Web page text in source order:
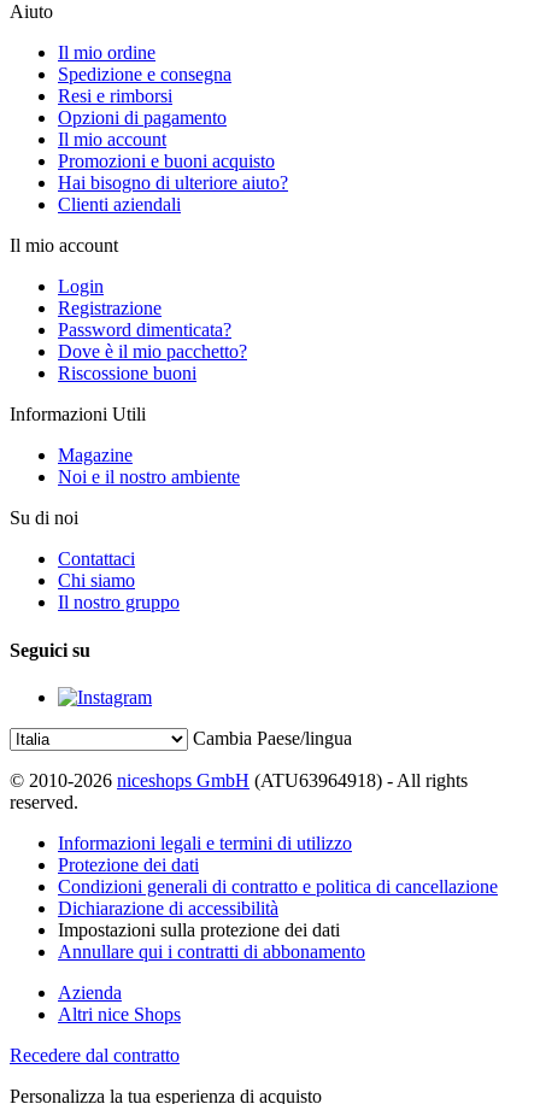
Aiuto
Il mio ordine
Spedizione e consegna
Resi e rimborsi
Opzioni di pagamento
Il mio account
Promozioni e buoni acquisto
Hai bisogno di ulteriore aiuto?
Clienti aziendali
Il mio account
Login
Registrazione
Password dimenticata?
Dove è il mio pacchetto?
Riscossione buoni
Informazioni Utili
Magazine
Noi e il nostro ambiente
Su di noi
Contattaci
Chi siamo
Il nostro gruppo
Seguici su
Cambia Paese/lingua
© 2010-2026 niceshops GmbH (ATU63964918) - All rights
reserved.
Informazioni legali e termini di utilizzo
Protezione dei dati
Condizioni generali di contratto e politica di cancellazione
Dichiarazione di accessibilità
Impostazioni sulla protezione dei dati
Annullare qui i contratti di abbonamento
Azienda
Altri nice Shops
Recedere dal contratto
Personalizza la tua esperienza di acquisto